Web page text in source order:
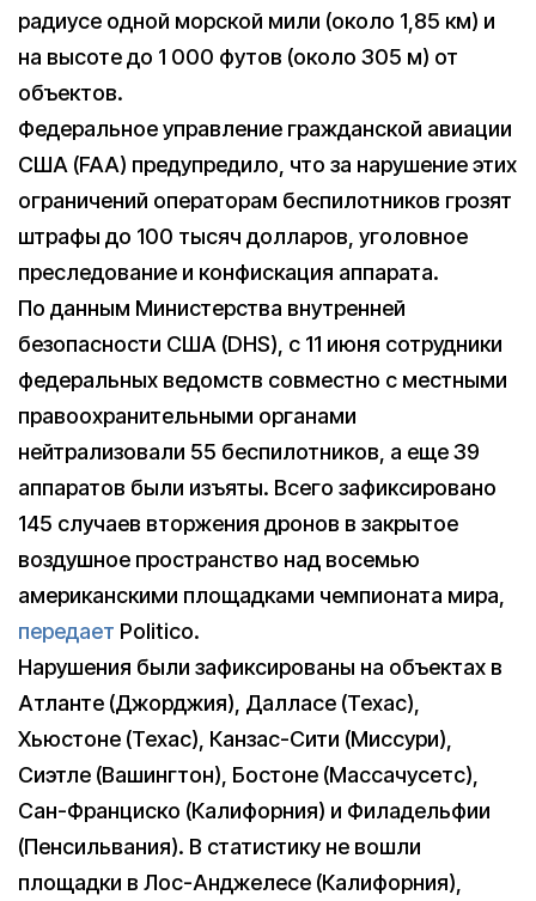
радиусе одной морской мили (около 1,85 км) и
на высоте до 1 000 футов (около 305 м) от
объектов.
Федеральное управление гражданской авиации
США (FAA) предупредило, что за нарушение этих
ограничений операторам беспилотников грозят
штрафы до 100 тысяч долларов, уголовное
преследование и конфискация аппарата.
По данным Министерства внутренней
безопасности США (DHS), с 11 июня сотрудники
федеральных ведомств совместно с местными
правоохранительными органами
нейтрализовали 55 беспилотников, а еще 39
аппаратов были изъяты. Всего зафиксировано
145 случаев вторжения дронов в закрытое
воздушное пространство над восемью
американскими площадками чемпионата мира,
передает Politico.
Нарушения были зафиксированы на объектах в
Атланте (Джорджия), Далласе (Техас),
Хьюстоне (Техас), Канзас-Сити (Миссури),
Сиэтле (Вашингтон), Бостоне (Массачусетс),
Сан-Франциско (Калифорния) и Филадельфии
(Пенсильвания). В статистику не вошли
площадки в Лос-Анджелесе (Калифорния),